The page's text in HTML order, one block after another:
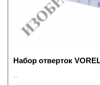
Набор отверток